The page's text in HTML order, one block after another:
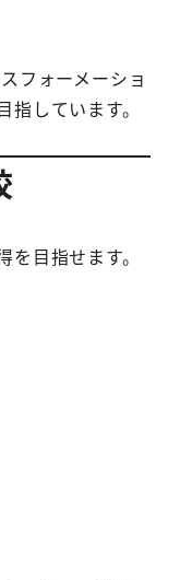
フォーメーショ
しています。
目指せます。